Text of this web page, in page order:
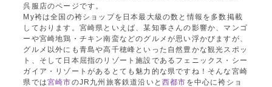
呉服店のページです。
My袴は全国の袴ショップを日本最大級の数と情報を多数掲載
しております。宮崎県といえば、某知事さんの影響か、マンゴ
ーや宮崎地鶏・チキン南蛮などのグルメが思い浮かびますが、
グルメ以外にも青島や高千穂峰といった自然豊かな観光スポッ
ト、そして日本屈指のリゾート施設であるフェニックス・シー
ガイア・リゾートがあるとても魅力的な県ですね！そんな宮崎
県では宮崎市のJR九州旅客鉄道沿いと 西都市 を中心に袴ショ